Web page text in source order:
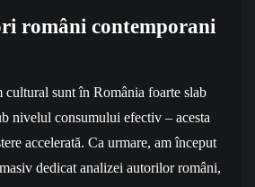
români contemporani
cultural sunt în România foarte slab
nivelul consumului efectiv – acesta
accelerată. Ca urmare, am început
dedicat analizei autorilor români,